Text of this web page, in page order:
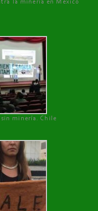
la minería en México
minería. Chile